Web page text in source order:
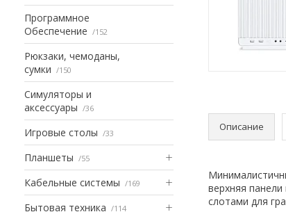
Программное
Обеспечение
152
Рюкзаки, чемоданы,
сумки
150
Симуляторы и
аксессуары
36
Игровые столы 33
Планшеты 55
Кабельные системы 169
Бытовая техника 114
Описание
верхняя
слотами для